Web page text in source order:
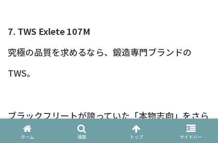
7. TWS Exlete 107M
究極の品質を求めるなら、鍛造専門ブランドの
TWS。
ブラックフリートが誇っていた「本物志向」をさら
に高いレベルで体現しています。
ホーム 検索 トップ サイドバー